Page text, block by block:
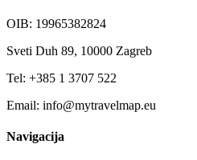
OIB: 19965382824
Sveti Duh 89, 10000 Zagreb
Tel: +385 1 3707 522
Email: info@mytravelmap.eu
Navigacija